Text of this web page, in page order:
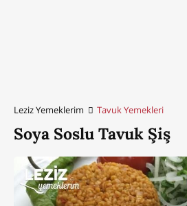
Leziz Yemeklerim Tavuk Yemekleri
Soya Soslu Tavuk Şiş